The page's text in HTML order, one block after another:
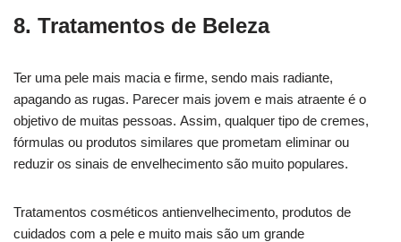
8. Tratamentos de Beleza
Ter uma pele mais macia e firme, sendo mais radiante,
apagando as rugas. Parecer mais jovem e mais atraente é o
objetivo de muitas pessoas. Assim, qualquer tipo de cremes,
fórmulas ou produtos similares que prometam eliminar ou
reduzir os sinais de envelhecimento são muito populares.
Tratamentos cosméticos antienvelhecimento, produtos de
cuidados com a pele e muito mais são um grande